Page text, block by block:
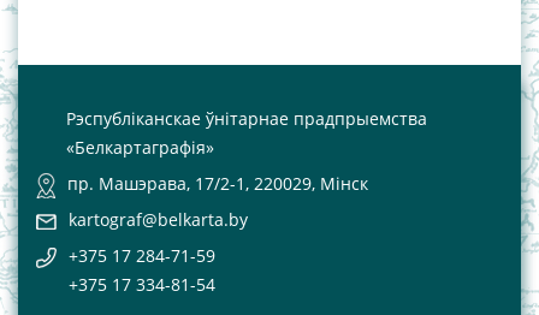
Рэспубліканскае ўнітарнае прадпрыемства
«Белкартаграфія»
пр. Машэрава, 17/2-1, 220029, Мінск
kartograf@belkarta.by
+375 17 284-71-59
+375 17 334-81-54